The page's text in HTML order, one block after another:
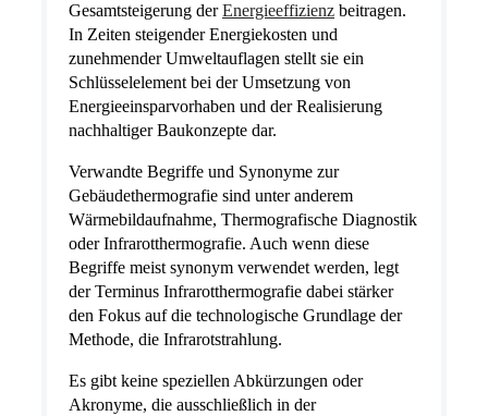
Gesamtsteigerung derEnergieeffizienz beitragen.
In Zeiten steigender Energiekosten und
zunehmender Umweltauflagen stellt sie ein
Schlüsselelement bei der Umsetzung von
Energieeinsparvorhaben und der Realisierung
nachhaltiger Baukonzepte dar.
Verwandte Begriffe und Synonyme zur
Gebäudethermografie sind unter anderem
Wärmebildaufnahme, Thermografische Diagnostik
oder Infrarotthermografie. Auch wenn diese
Begriffe meist synonym verwendet werden, legt
der Terminus Infrarotthermografie dabei stärker
den Fokus auf die technologische Grundlage der
Methode, die Infrarotstrahlung.
Es gibt keine speziellen Abkürzungen oder
Akronyme, die ausschließlich in der